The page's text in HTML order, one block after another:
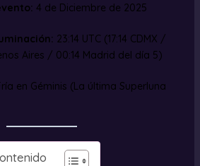
4 de Diciembre de 2025
23:14 UTC (17:14 CDMX /
Aires / 00:14 Madrid del día 5)
en Géminis (La última Superluna